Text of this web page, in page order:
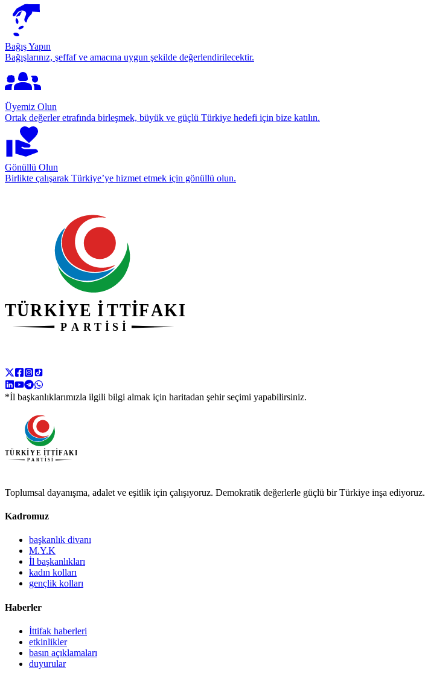
Bağış Yapın
Bağışlarınız, şeffaf ve amacına uygun şekilde değerlendirilecektir.
Üyemiz Olun
Ortak değerler etrafında birleşmek, büyük ve güçlü Türkiye hedefi için bize katılın.
Gönüllü Olun
Birlikte çalışarak Türkiye’ye hizmet etmek için gönüllü olun.
*İl başkanlıklarımızla ilgili bilgi almak için haritadan şehir seçimi yapabilirsiniz.
Toplumsal dayanışma, adalet ve eşitlik için çalışıyoruz. Demokratik değerlerle güçlü bir Türkiye inşa ediyoruz.
Kadromuz
başkanlık divanı
M.Y.K
İl başkanlıkları
kadın kolları
gençlik kolları
Haberler
İttifak haberleri
etkinlikler
basın açıklamaları
duyurular